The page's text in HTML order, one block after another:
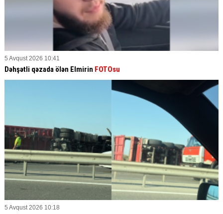
5 Avqust 2026 10:41
Dəhşətli qəzada ölən Elmirin FOTOsu
5 Avqust 2026 10:18